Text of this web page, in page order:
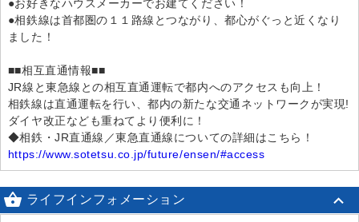
●お好きなハウスメーカーでお建てください！
●相鉄線は首都圏の１１路線とつながり、都心がぐっと近くなり
ました！
■■相互直通情報■■
JR線と東急線との相互直通運転で都内へのアクセスも向上！
相鉄線は直通運転を行い、都内の新たな交通ネットワークが実現!
ダイヤ改正なども重ねてより便利に！
◆相鉄・JR直通線／東急直通線についての詳細はこちら！
https://www.sotetsu.co.jp/future/ensen/#access
 ライフインフォメーション